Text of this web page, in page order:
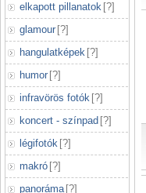
elkapott pillanatok [?]
glamour [?]
hangulatképek [?]
humor [?]
infravörös fotók [?]
koncert - színpad [?]
légifotók [?]
makró [?]
panoráma [?]